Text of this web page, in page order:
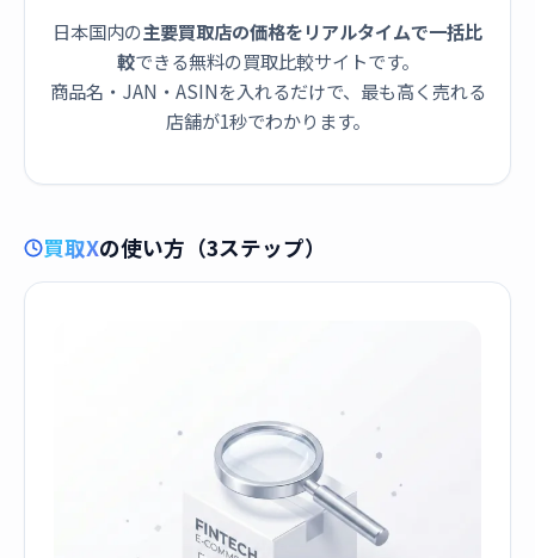
日本国内の主要買取店の価格をリアルタイムで一括比
較できる無料の買取比較サイトです。
商品名・JAN・ASINを入れるだけで、最も高く売れる
店舗が1秒でわかります。
買取Xの使い方（3ステップ）